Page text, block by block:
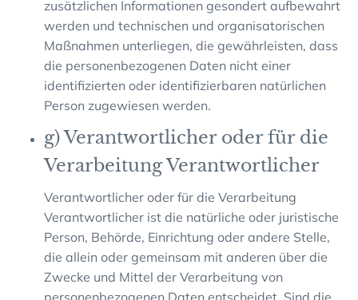
zusätzlichen Informationen gesondert aufbewahrt
werden und technischen und organisatorischen
Maßnahmen unterliegen, die gewährleisten, dass
die personenbezogenen Daten nicht einer
identifizierten oder identifizierbaren natürlichen
Person zugewiesen werden.
g) Verantwortlicher oder für die
Verarbeitung Verantwortlicher
Verantwortlicher oder für die Verarbeitung
Verantwortlicher ist die natürliche oder juristische
Person, Behörde, Einrichtung oder andere Stelle,
die allein oder gemeinsam mit anderen über die
Zwecke und Mittel der Verarbeitung von
personenbezogenen Daten entscheidet. Sind die